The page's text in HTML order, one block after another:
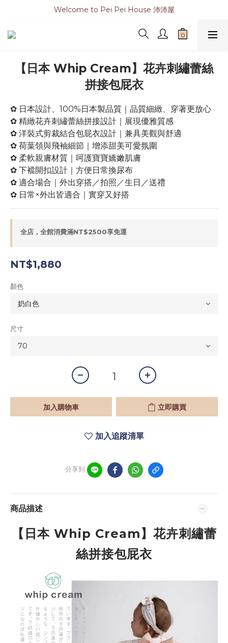
Welcome to Pei Pei House 沛沛屋
【日本 Whip Cream】花卉刺繡蕾絲
拼接包屁衣
✿ 日本設計、100%日本製品質｜品質細緻、穿著更放心
✿ 精緻花卉刺繡蕾絲拼接設計｜展現優雅質感
✿ 洋裝式剪裁結合包屁衣設計｜兼具美觀與舒適
✿ 荷葉領與飛袖細節｜增添甜美可愛氛圍
✿ 柔軟親膚材質｜呵護寶寶嬌嫩肌膚
✿ 下襠開扣設計｜方便日常換尿布
✿ 適合場合｜外出穿搭／拍照／生日／送禮
✿ 日常×外出皆適合｜實穿又好搭
全店，全館消費滿NT$2500享免運
NT$1,880
顏色
尺寸
加入購物車 立即購買
加入追蹤清單
分享到
商品描述
【日本 Whip Cream】花卉刺繡蕾
絲拼接包屁衣